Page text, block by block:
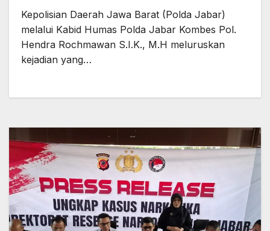
Kepolisian Daerah Jawa Barat (Polda Jabar)
melalui Kabid Humas Polda Jabar Kombes Pol.
Hendra Rochmawan S.I.K., M.H meluruskan
kejadian yang…